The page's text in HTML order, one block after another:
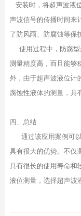
安装时，将超声波液
声波信号的传播时间来
了防风雨、防腐蚀等保
使用过程中，防腐型
测量精度高，而且能够
外，由于超声波液位计
腐蚀性液体的测量，具
四、总结
通过该应用案例可以
具有很大的优势。不仅
具有很长的使用寿命和
液位测量，选择超声波